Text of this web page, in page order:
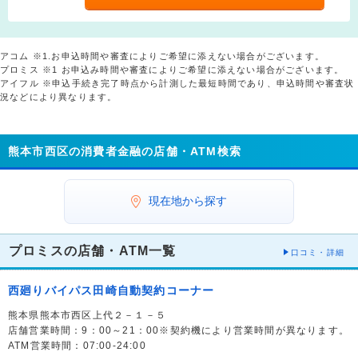
アコム ※1.お申込時間や審査によりご希望に添えない場合がございます。
プロミス ※1 お申込み時間や審査によりご希望に添えない場合がございます。
アイフル ※申込手続き完了時点から計測した最短時間であり、申込時間や審査状
況などにより異なります。
熊本市西区の消費者金融の店舗・ATM検索
現在地から探す
プロミスの店舗・ATM一覧 口コミ・詳細
西廻りバイパス田崎自動契約コーナー
熊本県熊本市西区上代２－１－５
店舗営業時間：9：00～21：00※契約機により営業時間が異なります。
ATM営業時間：07:00-24:00